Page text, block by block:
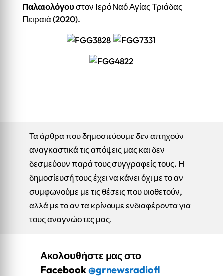
Παλαιολόγουστον Ιερό Ναό Αγίας Τριάδας
Πειραιά (2020).
Τα άρθρα που δημοσιεύουμε δεν απηχούν
αναγκαστικά τις απόψεις μας και δεν
δεσμεύουν παρά τους συγγραφείς τους. Η
δημοσίευσή τους έχει να κάνει όχι με το αν
συμφωνούμε με τις θέσεις που υιοθετούν,
αλλά με το αν τα κρίνουμε ενδιαφέροντα για
τους αναγνώστες μας.
Ακολουθήστε μας στο
Facebook@grnewsradiofl